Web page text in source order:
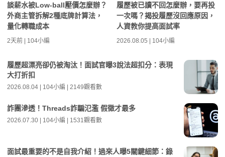
談薪水被Low-ball壓價怎麼辦？
外商主管拆解2種底牌計算法，
量化轉職成本
2天前 | 104小編
履歷被已讀不回怎麼辦，要再投
一次嗎？揭投履歷沒回應原因，
人資教你提高面試率
2026.08.05 | 104小編
履歷超漂亮卻仍被淘汰！面試官曝3說法超扣分：表現
大打折扣
2026.08.04 | 104小編 | 2149觀看數
詐團滲透！Threads詐騙氾濫 假徵才最多
2026.07.30 | 104小編 | 1531觀看數
面試最重要的不是自我介紹！過來人曝5關鍵細節：錄